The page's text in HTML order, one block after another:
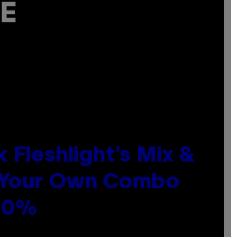
Fleshlight’s Mix &
Own Combo